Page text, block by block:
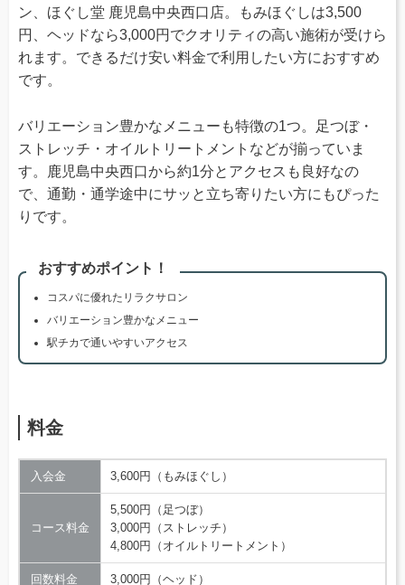
ン、ほぐし堂 鹿児島中央西口店。もみほぐしは3,500
円、ヘッドなら3,000円でクオリティの高い施術が受けら
れます。できるだけ安い料金で利用したい方におすすめ
です。
バリエーション豊かなメニューも特徴の1つ。足つぼ・
ストレッチ・オイルトリートメントなどが揃っていま
す。鹿児島中央西口から約1分とアクセスも良好なの
で、通勤・通学途中にサッと立ち寄りたい方にもぴった
りです。
おすすめポイント！
コスパに優れたリラクサロン
バリエーション豊かなメニュー
駅チカで通いやすいアクセス
料金
入会金 3,600円（もみほぐし）
コース料金
5,500円（足つぼ）
3,000円（ストレッチ）
4,800円（オイルトリートメント）
回数料金 3,000円（ヘッド）